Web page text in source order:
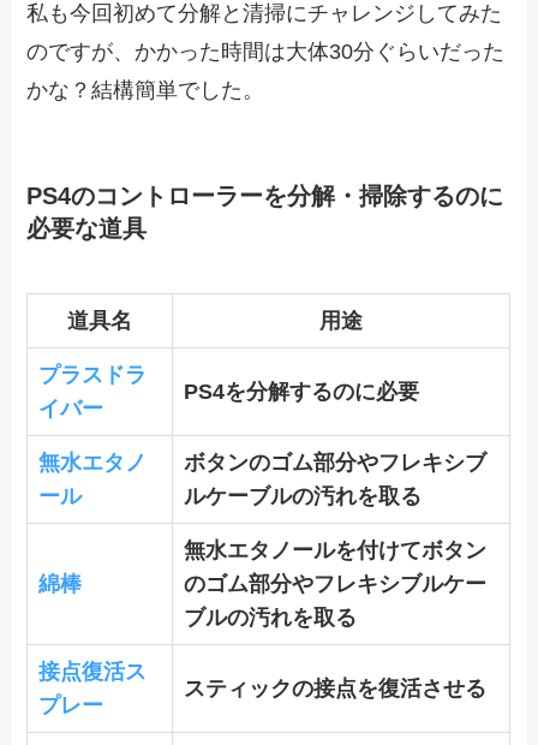
私も今回初めて分解と清掃にチャレンジしてみた
のですが、かかった時間は大体30分ぐらいだった
かな？結構簡単でした。
PS4のコントローラーを分解・掃除するのに
必要な道具
道具名 用途
プラスドラ
イバー
PS4を分解するのに必要
無水エタノ
ール
ボタンのゴム部分やフレキシブ
ルケーブルの汚れを取る
綿棒
無水エタノールを付けてボタン
のゴム部分やフレキシブルケー
ブルの汚れを取る
接点復活ス
プレー
スティックの接点を復活させる